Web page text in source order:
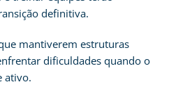
definitiva.
mantiverem estruturas
dificuldades quando o
ativo.